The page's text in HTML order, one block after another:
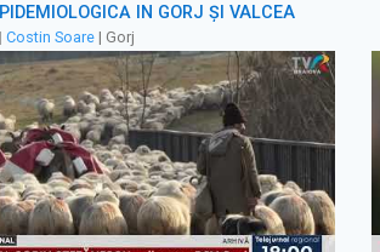
ÎN GORJ ȘI VÂLCEA
| Costin Soare | Gorj